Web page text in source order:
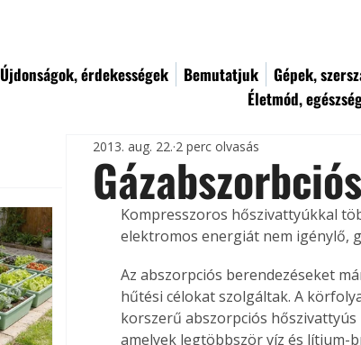
Újdonságok, érdekességek Bemutatjuk Gépek,
Életmód,
2013. aug. 22. 2 perc olvasás
Kompresszoros hőszivattyúkkal
elektromos energiát nem igénylő,
Az abszorpciós berendezéseket
hűtési célokat szolgáltak. A
korszerű abszorpciós
amelyek legtöbbször víz és lítium-